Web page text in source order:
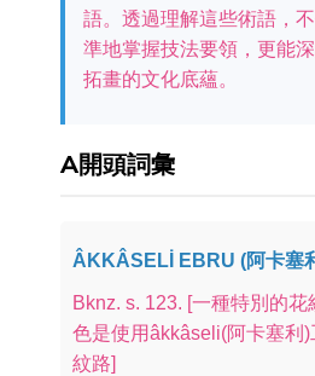
語。透過理解這些術語，
準地掌握技法要領，更能
拓畫的文化底蘊。
A開頭詞彙
ÂKKÂSELİ EBRU (阿卡塞
Bknz. s. 123. [一種特別的
色是使用âkkâseli(阿卡塞利
紋路]